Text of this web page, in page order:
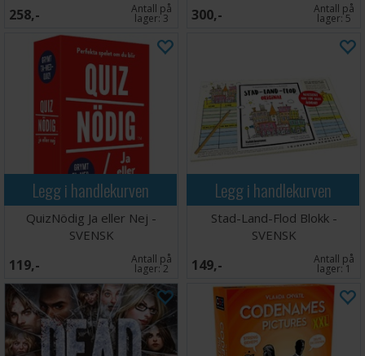
258,- Antall på
lager:3 300,- Antall på
lager:5
Legg i handlekurven
QuizNödig Ja eller Nej -
SVENSK
119,- Antall på
lager:2
Legg i handlekurven
Stad-Land-Flod Blokk -
SVENSK
149,- Antall på
lager:1